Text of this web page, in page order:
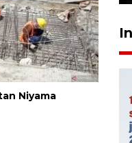
Niyama